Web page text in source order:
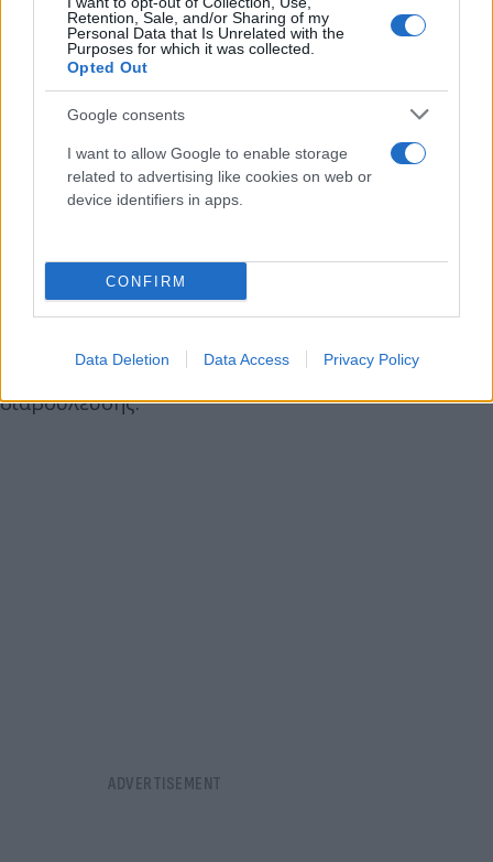
Retention, Sale, and/or Sharing of my
Personal Data that Is Unrelated with the
Purposes for which it was collected.
Opted Out
Google consents
I want to allow Google to enable storage
related to advertising like cookies on web or
device identifiers in apps.
CONFIRM
Data Deletion Data Access Privacy Policy
γυναίκες ίδιων προσόντων και προυπηρεσίας.
Στο θέμα παρενέβη και ο Κυριάκος Μητσοτάκης, ο
οποίος διεμήνυσε ότι στο πλαίσιο του
πρέπει να γίνει με έναν τρόπο που αφ ενός να μη
διαταράσσει τη λειτουργία των επιχειρήσεων και
ελληνικά ότι θα ακολουθήσει μία περίοδος
μεγαλύτερης εσωτερικής διαβούλευσης σε επίπεδο
συγκεκριμένο νομοθέτημα πάρει το δρόμο της
διαβούλευσης.